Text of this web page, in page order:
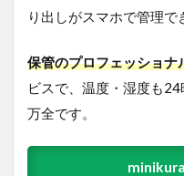
り出しがスマホで管理で
保管のプロフェッショナ
ビスで、温度・湿度も
万全です。